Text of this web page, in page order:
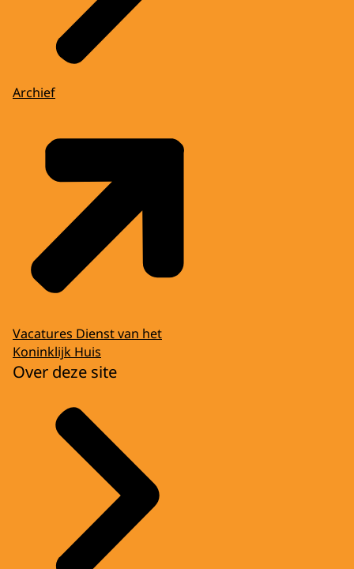
Archief
Vacatures Dienst van het
Koninklijk Huis
Over deze site